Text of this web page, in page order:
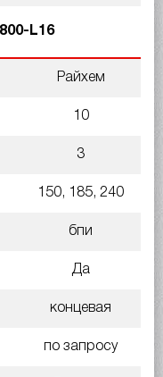
L16
Райхем
10
3
150, 185, 240
бпи
Да
концевая
по запросу